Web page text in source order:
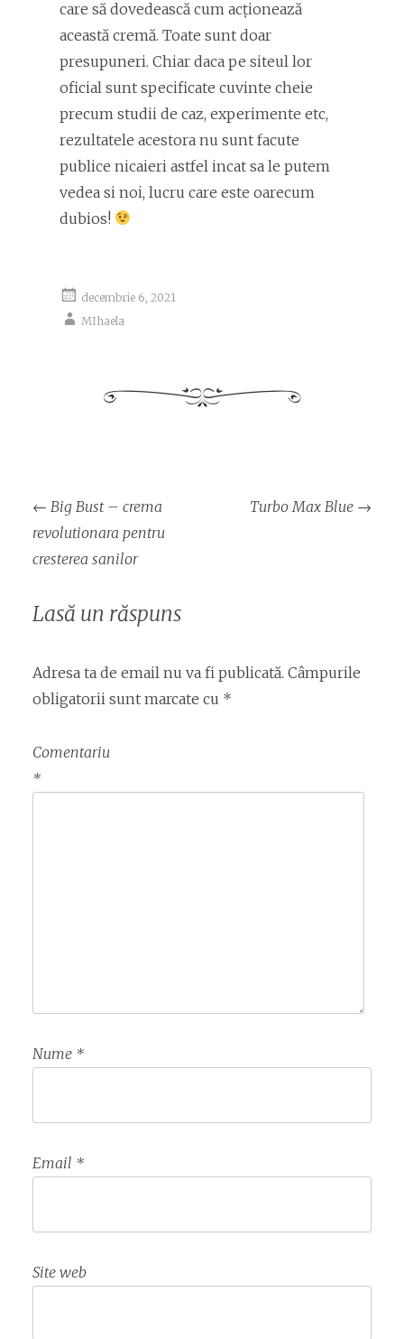
care să dovedească cum acționează
această cremă. Toate sunt doar
presupuneri. Chiar daca pe siteul lor
oficial sunt specificate cuvinte cheie
precum studii de caz, experimente etc,
rezultatele acestora nu sunt facute
publice nicaieri astfel incat sa le putem
vedea si noi, lucru care este oarecum
dubios!
decembrie 6, 2021
MIhaela
Navigare
articol
← Big Bust – crema
revolutionara pentru
cresterea sanilor
Turbo Max Blue →
Lasă un răspuns
Adresa ta de email nu va fi publicată. Câmpurile
obligatorii sunt marcate cu *
Comentariu
*
Nume *
Email *
Site web